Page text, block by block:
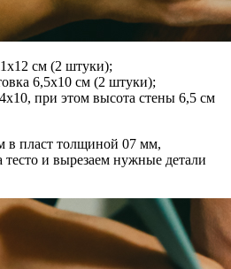
см (2 штуки);
6,5х10 см (2 штуки);
при этом высота стены 6,5 см
в пласт толщиной 07 мм,
тесто и вырезаем нужные детали